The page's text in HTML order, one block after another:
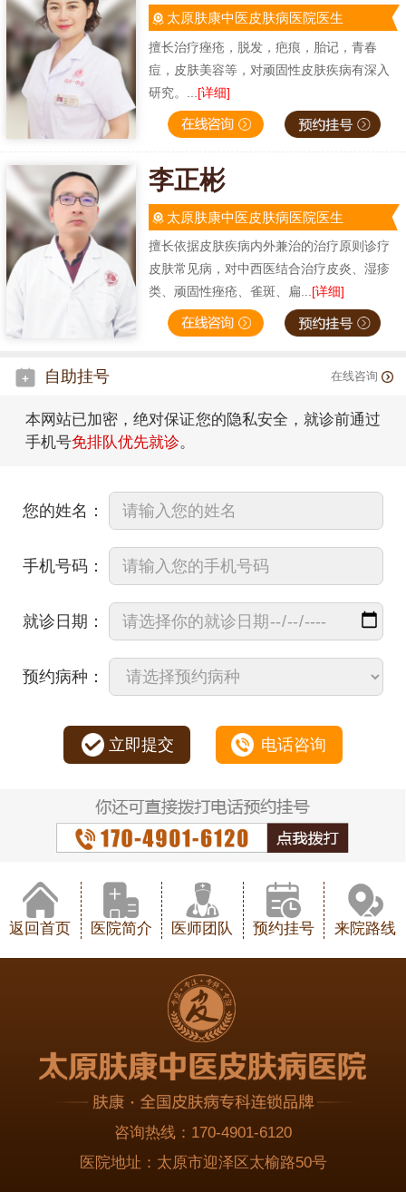
太原肤康中医皮肤病医院医生
擅长治疗痤疮，脱发，疤痕，胎记，青春
痘，皮肤美容等，对顽固性皮肤疾病有深入
研究。... [详细]
李正彬
太原肤康中医皮肤病医院医生
擅长依据皮肤疾病内外兼治的治疗原则诊疗
皮肤常见病，对中西医结合治疗皮炎、湿疹
类、顽固性痤疮、雀斑、扁...[详细]
自助挂号 在线咨询
本网站已加密，绝对保证您的隐私安全，就诊前通过
手机号免排队优先就诊。
您的姓名：
手机号码：
就诊日期：
预约病种：
立即提交 电话咨询
返回首页 医院简介 医师团队 预约挂号 来院路线
咨询热线： 170-4901-6120
医院地址： 太原市迎泽区太榆路50号